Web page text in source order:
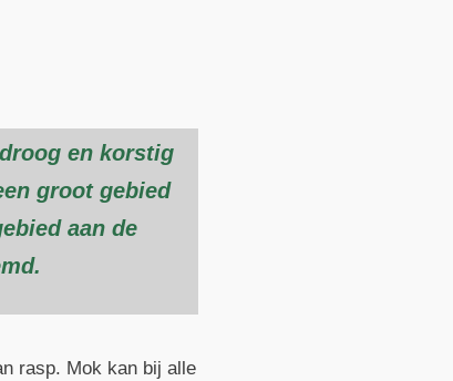
en korstig
groot gebied
aan de
rasp. Mok kan bij alle